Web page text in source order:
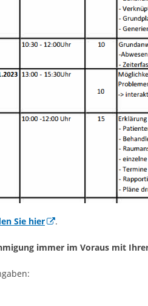
Sie hier .
immer im Voraus mit